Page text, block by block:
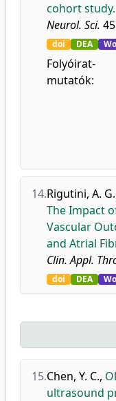
cohort study.
Neurol. Sci.
doi DEA
Folyóirat-
mutatók:
14.Rigutini, A. G.
The Impact
Vascular
and Atrial
Clin. Appl.
doi DEA
15.Chen, Y. C.,
ultrasound